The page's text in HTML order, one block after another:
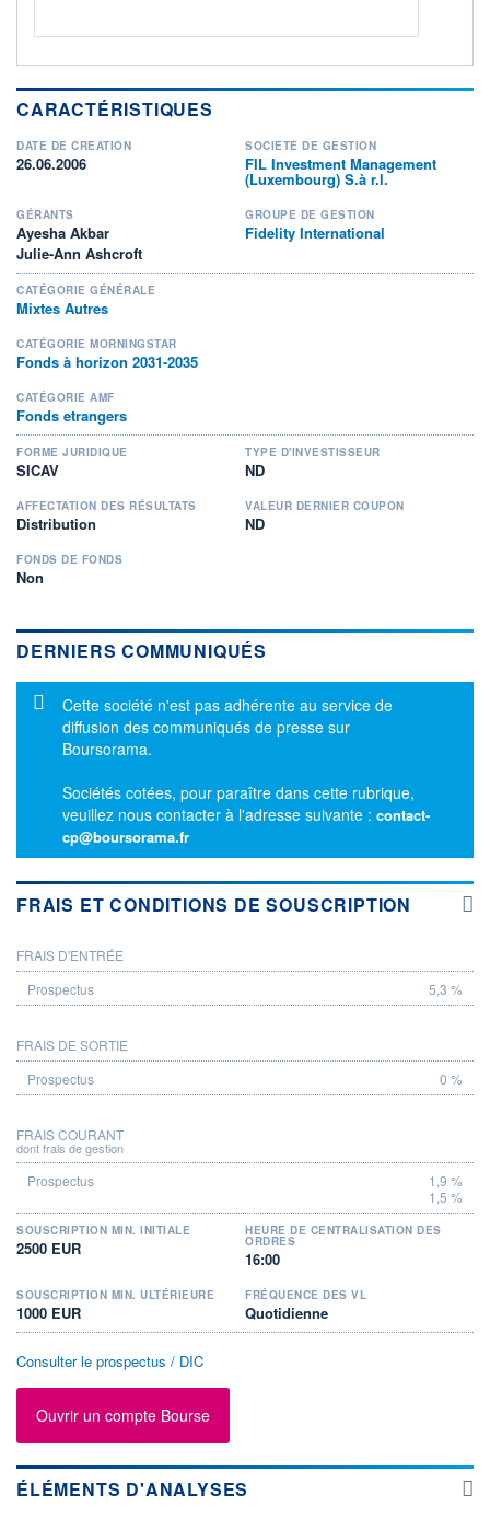
CARACTÉRISTIQUES
DATE DE CRÉATION
26.06.2006
SOCIÉTÉ DE GESTION
FIL Investment Management
(Luxembourg) S.à r.l.
GÉRANTS
Ayesha Akbar
Julie-Ann Ashcroft
GROUPE DE GESTION
Fidelity International
CATÉGORIE GÉNÉRALE
Mixtes Autres
CATÉGORIE MORNINGSTAR
Fonds à horizon 2031-2035
CATÉGORIE AMF
Fonds etrangers
FORME JURIDIQUE
SICAV
TYPE D'INVESTISSEUR
ND
AFFECTATION DES RÉSULTATS
Distribution
VALEUR DERNIER COUPON
ND
FONDS DE FONDS
Non
DERNIERS COMMUNIQUÉS
Message d'information
Cette société n'est pas adhérente au service de
diffusion des communiqués de presse sur
Boursorama.
Sociétés cotées, pour paraître dans cette rubrique,
veuillez nous contacter à l'adresse suivante : contact-
cp@boursorama.fr
FRAIS ET CONDITIONS DE SOUSCRIPTION
PROSPECTUS
FRAIS D'ENTRÉE
5,3 %
FRAIS DE SORTIE
0 %
FRAIS COURANT
dont frais de gestion
1,9 %
1,5 %
SOUSCRIPTION MIN. INITIALE
2500 EUR
HEURE DE CENTRALISATION DES
ORDRES
16:00
SOUSCRIPTION MIN. ULTÉRIEURE
1000 EUR
FRÉQUENCE DES VL
Quotidienne
Consulter le prospectus / DIC
Ouvrir un compte Bourse
ÉLÉMENTS D'ANALYSES